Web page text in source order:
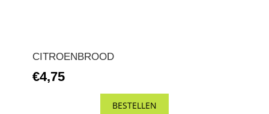
CITROENBROOD
€4,75